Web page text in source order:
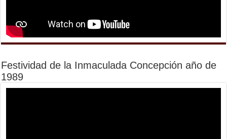
Festividad de la Inmaculada Concepción año de
1989